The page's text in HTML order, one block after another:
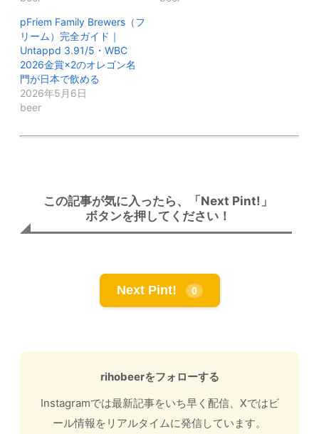
pFriem Family Brewers（フ
リーム）完全ガイド｜
Untappd 3.91/5・WBC
2026金賞×2のオレゴン名
門が日本で飲める
2026年5月6日
beer
この記事が気に入ったら、「Next Pint!」
ボタンを押してください！
Next Pint! 0
rihobeerをフォローする
Instagramでは最新記事をいち早く配信、Xではビ
ール情報をリアルタイムに発信しています。